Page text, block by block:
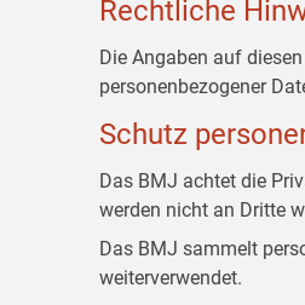
Rechtliche
Die Angaben auf
personenbezogener
Schutz
Das BMJ achtet die
werden nicht an Dritte
Das BMJ sammelt
weiterverwendet.